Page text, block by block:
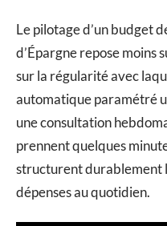
Le pilotage d’un budget
d’Épargne repose moins
sur la régularité avec
automatique paramétré
une consultation
prennent quelques
structurent durablement
dépenses au quotidien.